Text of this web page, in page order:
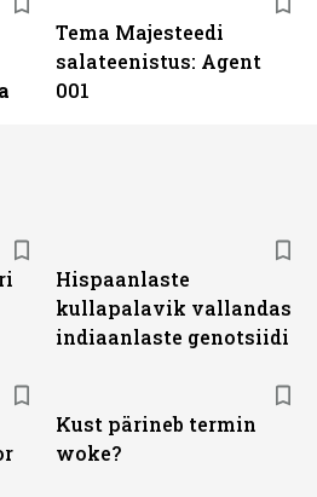
Tema Majesteedi
salateenistus: Agent
001
Hispaanlaste
kullapalavik vallandas
indiaanlaste genotsiidi
Kust pärineb termin
woke?